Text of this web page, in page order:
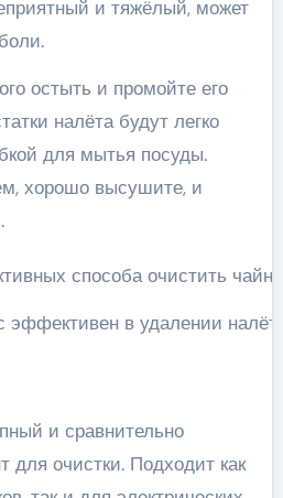
и тяжёлый, может
остыть и промойте его
налёта будут легко
для мытья посуды.
хорошо высушите, и
эффективен в удалении
и сравнительно
для очистки. Подходит как